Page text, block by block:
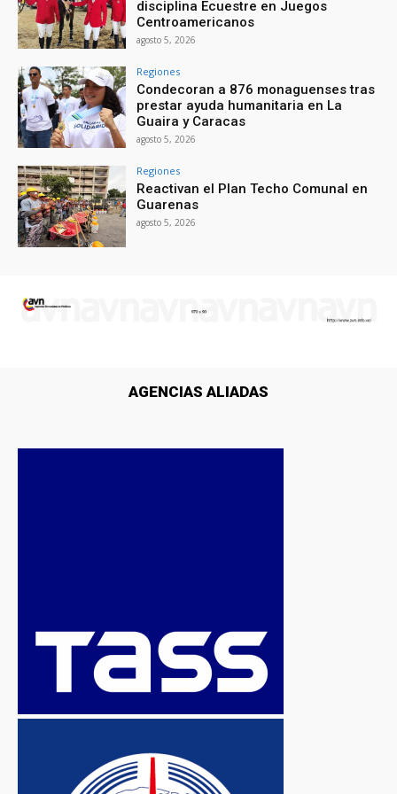
disciplina Ecuestre en Juegos
Centroamericanos
agosto 5, 2026
Regiones
Condecoran a 876 monaguenses tras
prestar ayuda humanitaria en La
Guaira y Caracas
agosto 5, 2026
Regiones
Reactivan el Plan Techo Comunal en
Guarenas
agosto 5, 2026
AGENCIAS ALIADAS